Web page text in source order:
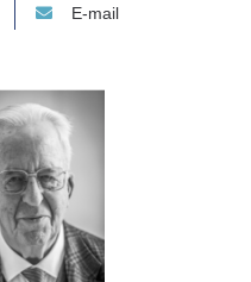
E-mail